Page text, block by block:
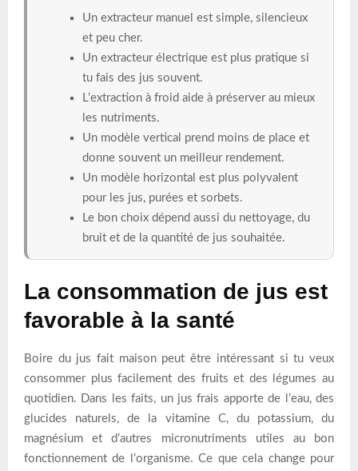
Un extracteur manuel est simple, silencieux
et peu cher.
Un extracteur électrique est plus pratique si
tu fais des jus souvent.
L’extraction à froid aide à préserver au mieux
les nutriments.
Un modèle vertical prend moins de place et
donne souvent un meilleur rendement.
Un modèle horizontal est plus polyvalent
pour les jus, purées et sorbets.
Le bon choix dépend aussi du nettoyage, du
bruit et de la quantité de jus souhaitée.
La consommation de jus est
favorable à la santé
Boire du jus fait maison peut être intéressant si tu veux
consommer plus facilement des fruits et des légumes au
quotidien. Dans les faits, un jus frais apporte de l’eau, des
glucides naturels, de la vitamine C, du potassium, du
magnésium et d’autres micronutriments utiles au bon
fonctionnement de l’organisme. Ce que cela change pour